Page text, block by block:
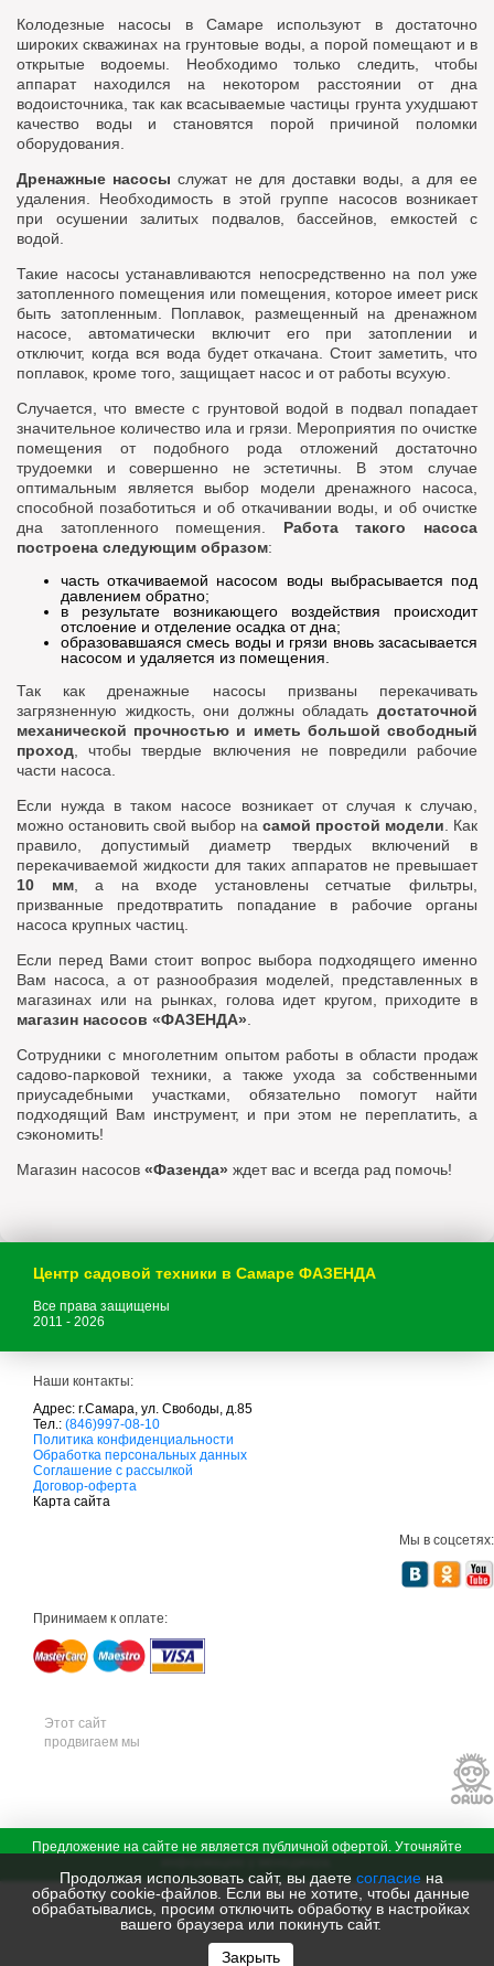
Колодезные насосы в Самаре используют в достаточно
широких скважинах на грунтовые воды, а порой помещают и в
открытые водоемы. Необходимо только следить, чтобы
аппарат находился на некотором расстоянии от дна
водоисточника, так как всасываемые частицы грунта ухудшают
качество воды и становятся порой причиной поломки
оборудования.
Дренажные насосы служат не для доставки воды, а для ее
удаления. Необходимость в этой группе насосов возникает
при осушении залитых подвалов, бассейнов, емкостей с
водой.
Такие насосы устанавливаются непосредственно на пол уже
затопленного помещения или помещения, которое имеет риск
быть затопленным. Поплавок, размещенный на дренажном
насосе, автоматически включит его при затоплении и
отключит, когда вся вода будет откачана. Стоит заметить, что
поплавок, кроме того, защищает насос и от работы всухую.
Случается, что вместе с грунтовой водой в подвал попадает
значительное количество ила и грязи. Мероприятия по очистке
помещения от подобного рода отложений достаточно
трудоемки и совершенно не эстетичны. В этом случае
оптимальным является выбор модели дренажного насоса,
способной позаботиться и об откачивании воды, и об очистке
дна затопленного помещения. Работа такого насоса
построена следующим образом:
часть откачиваемой насосом воды выбрасывается под
давлением обратно;
в результате возникающего воздействия происходит
отслоение и отделение осадка от дна;
образовавшаяся смесь воды и грязи вновь засасывается
насосом и удаляется из помещения.
Так как дренажные насосы призваны перекачивать
загрязненную жидкость, они должны обладать достаточной
механической прочностью и иметь большой свободный
проход , чтобы твердые включения не повредили рабочие
части насоса.
Если нужда в таком насосе возникает от случая к случаю,
можно остановить свой выбор на самой простой модели . Как
правило, допустимый диаметр твердых включений в
перекачиваемой жидкости для таких аппаратов не превышает
10 мм, а на входе установлены сетчатые фильтры,
призванные предотвратить попадание в рабочие органы
насоса крупных частиц.
Если перед Вами стоит вопрос выбора подходящего именно
Вам насоса, а от разнообразия моделей, представленных в
магазинах или на рынках, голова идет кругом, приходите в
магазин насосов «ФАЗЕНДА»
Сотрудники с многолетним опытом работы в области продаж
садово-парковой техники, а также ухода за собственными
приусадебными участками, обязательно помогут найти
подходящий Вам инструмент, и при этом не переплатить, а
сэкономить!
Магазин насосов «Фазенда» ждет вас и всегда рад помочь!
Центр садовой техники в Самаре ФАЗЕНДА
Все права защищены
2011 - 2026
Наши контакты:
Адрес: г.Самара, ул. Свободы, д.85
Тел.: (846)997-08-10
с
а
д
о
в
и
к
а
м
т
е
х
н
к
а
ш
Политика конфиденциальности
Обработка персональных данных
Соглашение с рассылкой
Договор-оферта
Карта сайта
Мы в соцсетях:
Принимаем к оплате:
Этот сайт
продвигаем мы
Продолжая использовать сайт, вы даете согласиена
обработку cookie-файлов. Если вы не хотите, чтобы данные
обрабатывались, просим отключить обработку в настройках
вашего браузера или покинуть сайт.
Закрыть
Предложение на сайте не является публичной офертой. Уточняйте